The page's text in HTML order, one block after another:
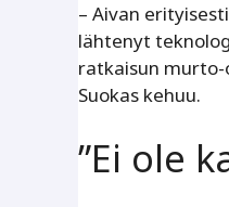
– Aivan
lähtenyt
ratkaisun murto-
Suokas kehuu.
”Ei ole